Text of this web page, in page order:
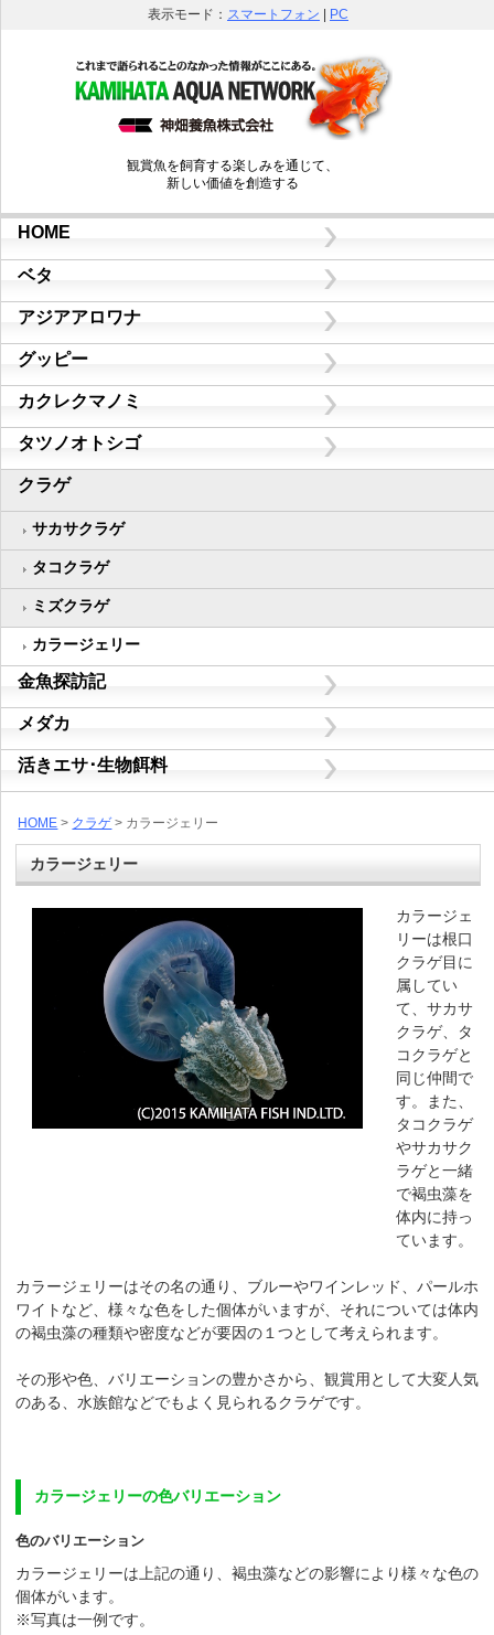
表示モード： スマートフォン PC
観賞魚を飼育する楽しみを通じて、
新しい価値を創造する
HOME
ベタ
アジアアロワナ
グッピー
カクレクマノミ
タツノオトシゴ
クラゲ
サカサクラゲ
タコクラゲ
ミズクラゲ
カラージェリー
金魚探訪記
メダカ
活きエサ･生物餌料
HOME > クラゲ> カラージェリー
カラージェリー
カラージェ
リーは根口
クラゲ目に
属してい
て、サカサ
クラゲ、タ
コクラゲと
同じ仲間で
す。
また、
タコクラゲ
やサカサク
ラゲと一緒
で褐虫藻を
体内に持っ
ています。
カラージェリーはその名の通り、ブルーやワインレッド、パールホ
ワイトなど、様々な色をした個体がいますが、それについては体内
の褐虫藻の種類や密度などが要因の１つとして考えられます。
その形や色、バリエーションの豊かさから、観賞用として大変人気
のある、水族館などでもよく見られるクラゲです。
カラージェリーの色バリエーション
色のバリエーション
カラージェリーは上記の通り、褐虫藻などの影響により様々な色の
個体がいます。
※写真は一例です。